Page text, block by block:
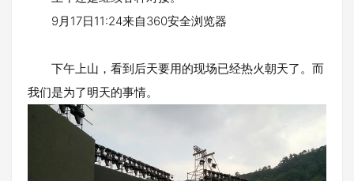
9月17日11:24来自360安全浏览器
下午上山，看到后天要用的现场已经热火朝天了。而
我们是为了明天的事情。